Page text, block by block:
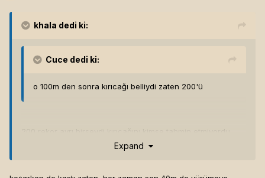
khala dedi ki:
Cuce dedi ki:
o 100m den sonra kırıcağı belliydi zaten 200'ü
michael johnson inanılmaz kosmustu cunku
Expand